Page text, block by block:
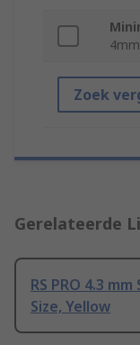
Zoek
Gerelateerde
RS PRO 4.3
Size, Yellow